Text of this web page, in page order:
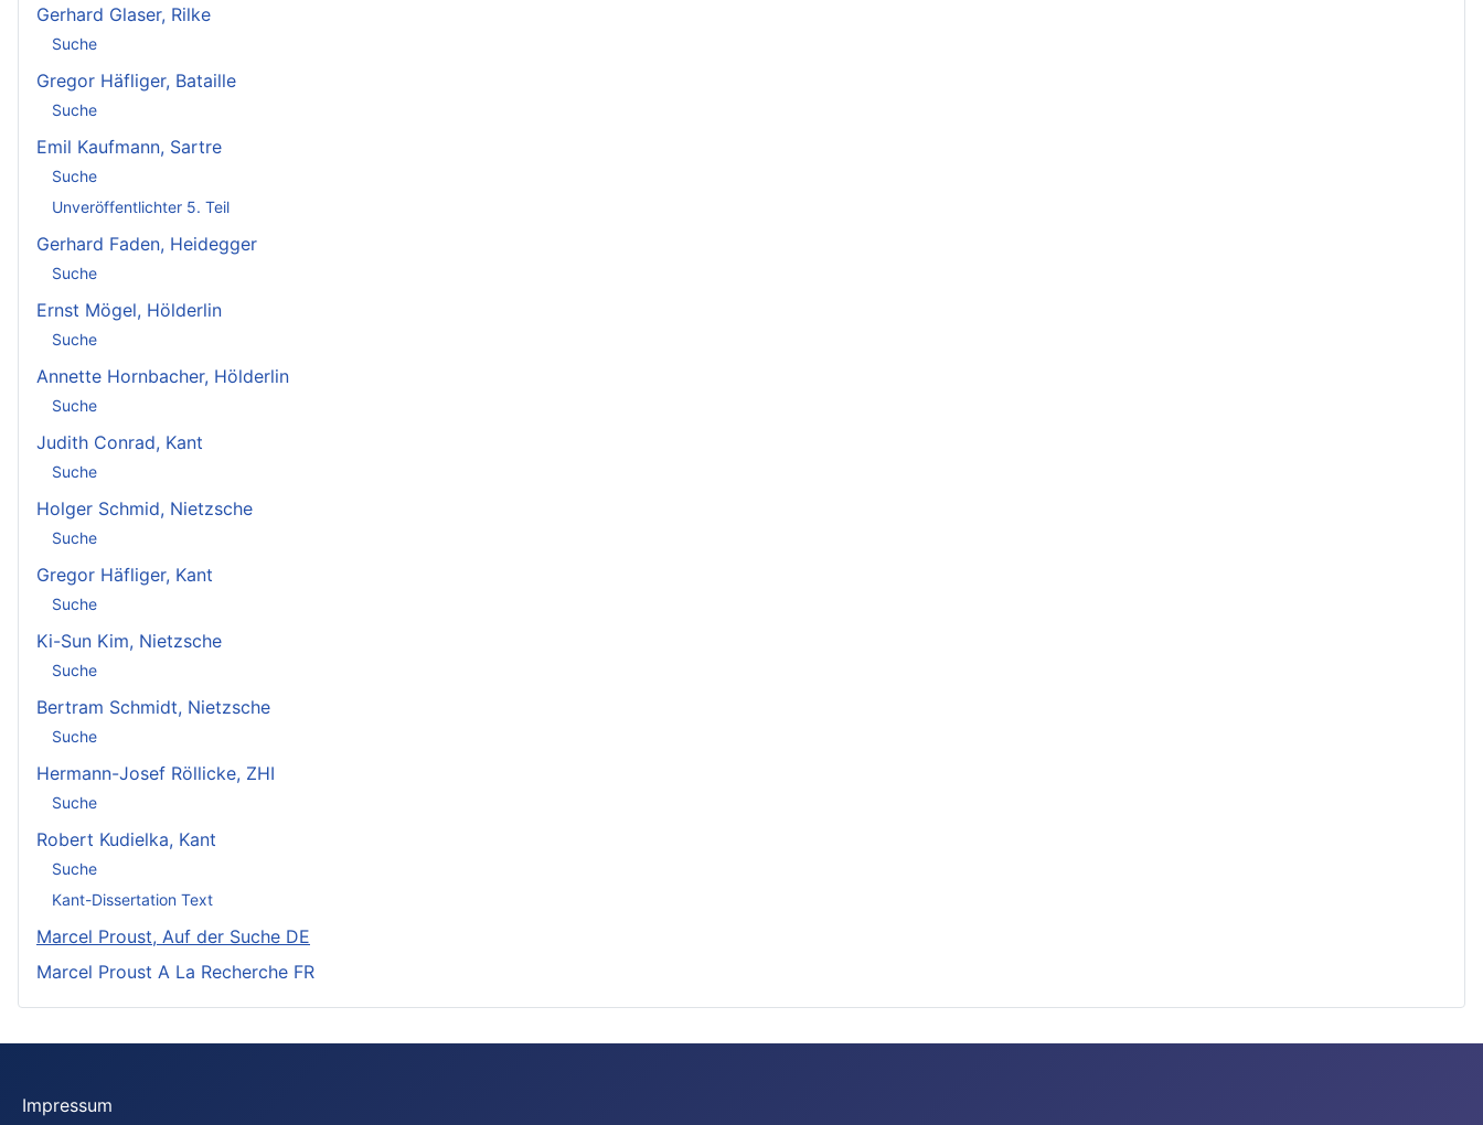
Gerhard Glaser, Rilke
Suche
Gregor Häfliger, Bataille
Suche
Emil Kaufmann, Sartre
Suche
Unveröffentlichter 5. Teil
Gerhard Faden, Heidegger
Suche
Ernst Mögel, Hölderlin
Suche
Annette Hornbacher, Hölderlin
Suche
Judith Conrad, Kant
Suche
Holger Schmid, Nietzsche
Suche
Gregor Häfliger, Kant
Suche
Ki-Sun Kim, Nietzsche
Suche
Bertram Schmidt, Nietzsche
Suche
Hermann-Josef Röllicke, ZHI
Suche
Robert Kudielka, Kant
Suche
Kant-Dissertation Text
Marcel Proust, Auf der Suche DE
Marcel Proust A La Recherche FR
Impressum